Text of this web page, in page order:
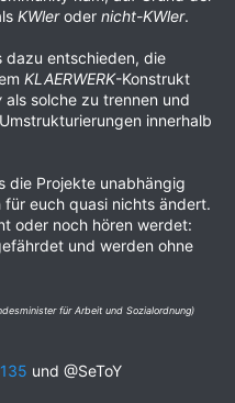
KWleroder nicht-KWler.
dazu entschieden, die
KLAERWERK-Konstrukt
als solche zu trennen und
innerhalb
die Projekte unabhängig
euch quasi nichts ändert.
oder noch hören werdet:
und werden ohne
für Arbeit und Sozialordnung)
und @SeToY